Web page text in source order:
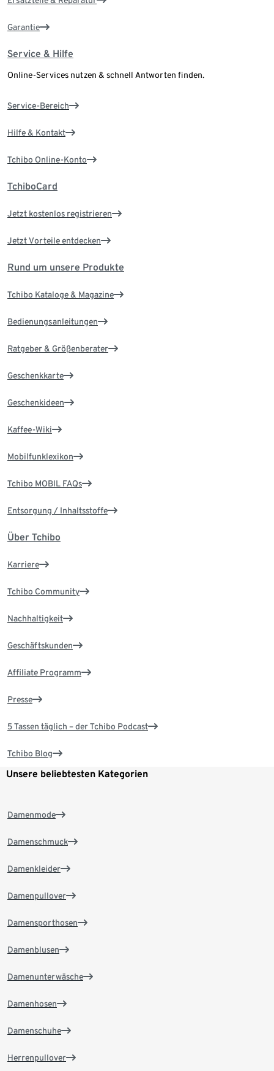
Garantie
Service & Hilfe
Online-Services nutzen & schnell Antworten finden.
Service-Bereich
Hilfe & Kontakt
Tchibo Online-Konto
TchiboCard
Jetzt kostenlos registrieren
Jetzt Vorteile entdecken
Rund um unsere Produkte
Tchibo Kataloge & Magazine
Bedienungsanleitungen
Ratgeber & Größenberater
Geschenkkarte
Geschenkideen
Kaffee-Wiki
Mobilfunklexikon
Tchibo MOBIL FAQs
Entsorgung / Inhaltsstoffe
Über Tchibo
Karriere
Tchibo Community
Nachhaltigkeit
Geschäftskunden
Affiliate Programm
Presse
5 Tassen täglich – der Tchibo Podcast
Tchibo Blog
Unsere beliebtesten Kategorien
Damenmode
Damenschmuck
Damenkleider
Damenpullover
Damensporthosen
Damenblusen
Damenunterwäsche
Damenhosen
Damenschuhe
Herrenpullover